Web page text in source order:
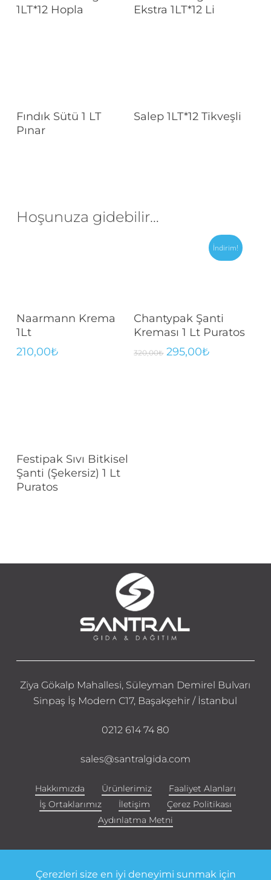
1LT*12 Hopla
Ekstra 1LT*12 Li
Devamını Oku
Fındık Sütü 1 LT
Pınar
Devamını Oku
Salep 1LT*12 Tikveşli
Hoşunuza gidebilir…
Sepete Ekle
Naarmann Krema
1Lt
210,00₺
İndirim!
Sepete Ekle
Chantypak Şanti
Kreması 1 Lt Puratos
320,00₺ Orijinal
295,00₺
Devamını Oku
Festipak Sıvı Bitkisel
Şanti (Şekersiz) 1 Lt
Puratos
Ziya Gökalp Mahallesi, Süleyman Demirel Bulvarı
Sinpaş İş Modern C17, Başakşehir / İstanbul
0212 614 74 80
sales@santralgida.com
Hakkımızda Ürünlerimiz
Faaliyet Alanları
İş Ortaklarımız
İletişim
Çerez Politikası
Aydınlatma Metni